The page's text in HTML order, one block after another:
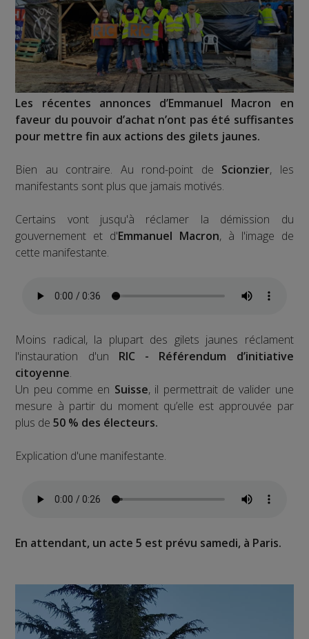
Les récentes annonces d’Emmanuel Macron en
faveur du pouvoir d’achat n’ont pas été suffisantes
pour mettre fin aux actions des gilets jaunes.
Bien au contraire. Au rond-point de Scionzier, les
manifestants sont plus que jamais motivés.
Certains vont jusqu'à réclamer la démission du
gouvernement et d'Emmanuel Macron, à l'image de
cette manifestante.
Moins radical, la plupart des gilets jaunes réclament
l'instauration d'un RIC - Référendum d’initiative
citoyenne.
Un peu comme en Suisse, il permettrait de valider une
mesure à partir du moment qu’elle est approuvée par
plus de50 % des électeurs.
Explication d'une manifestante.
En attendant, un acte 5 est prévu samedi, à Paris.